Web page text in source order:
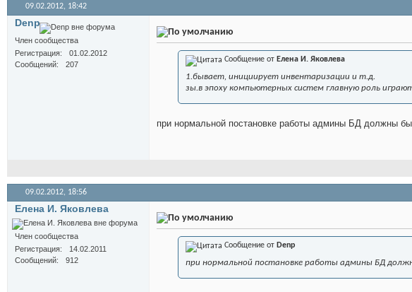
09.02.2012, 18:42
Denp
Член сообщества
Регистрация
01.02.2012
Сообщений
207
Сообщение от Елена И. Яковлева
1.бывает, инициирует инвентаризации и т.д.
зы.в эпоху компьютерных систем главную роль
при нормальной постановке работы админы БД должны
09.02.2012, 18:56
Елена И. Яковлева
Член сообщества
Регистрация
14.02.2011
Сообщений
912
Сообщение от Denp
при нормальной постановке работы админы БД